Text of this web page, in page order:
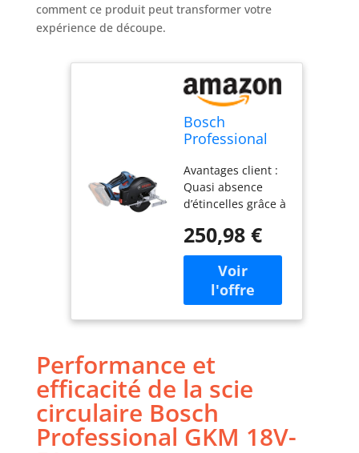
comment ce produit peut transformer votre
expérience de découpe.
Bosch
Professional
scie circulaire
sans-fil GKM
18V-50
de travail
rapide, moins
d’étincelles et
copeaux)
Avantages client :
Quasi absence
d’étincelles grâce à
collecteur de
copeaux intégré,
facile à vider
Coupes de grande
précision : grâce à
l’indicateur de
la fenêtre regard
et à l’éclairage LED
intégré Prise en
main ergonomique
: grâce à la
poignée optimisée
250,98 €
Performance et
efficacité de la scie
circulaire Bosch
Professional GKM 18V-